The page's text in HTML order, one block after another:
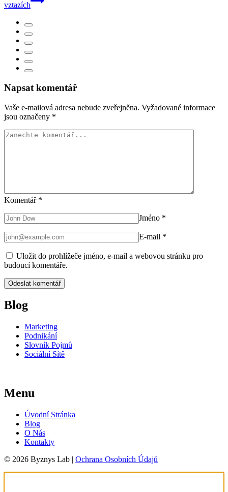
vztazích
Napsat komentář
Vaše e-mailová adresa nebude zveřejněna. Vyžadované informace
jsou označeny *
Komentář *
Jméno *
E-mail *
Uložit do prohlížeče jméno, e-mail a webovou stránku pro
budoucí komentáře.
Blog
Marketing
Podnikání
Slovník Pojmů
Sociální Sítě
Menu
Úvodní Stránka
Blog
O Nás
Kontakty
© 2026 Byznys Lab | Ochrana Osobních Údajů